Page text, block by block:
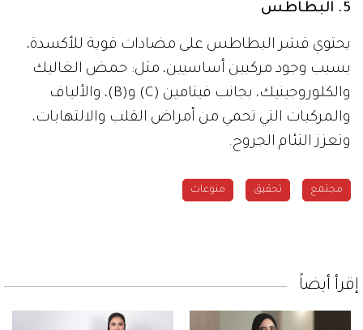
5. البطاطس
يحتوي قشر البطاطس على مضادات قوية للأكسدة،
بسبب وجود مركبين أساسيين، مثل: حمض الغاليك
والكلوروجينيك، بجانب فيتامين (C) و(B)، والألياف
والمركبات التي تحمي من أمراض القلب والالتهابات،
وتعزز التئام الجروح.
مجتمع تحقيق منوعات
إقرأ أيضاً